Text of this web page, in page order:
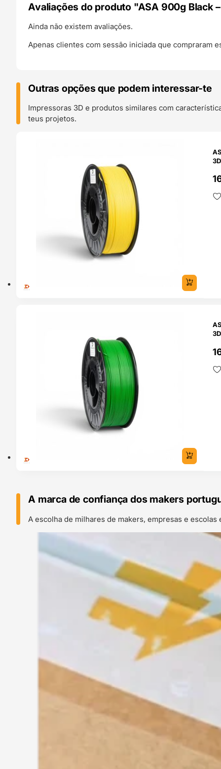
Avaliações do produto "ASA 900g Black
Ainda não existem avaliações.
Apenas clientes com sessão iniciada que compraram
Outras opções que podem interessar-te
Impressoras 3D e produtos similares com
teus projetos.
A marca de confiança dos makers
A escolha de milhares de makers, empresas e escolas